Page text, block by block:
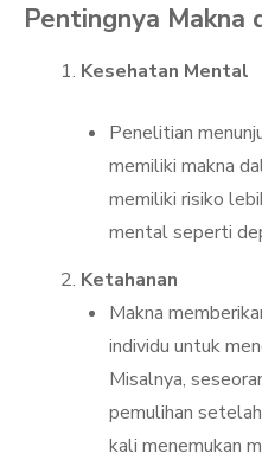
Pentingnya Makna
Kesehatan Mental
Penelitian
memiliki makna
memiliki risiko
mental seperti
Ketahanan
Makna
individu untuk
Misalnya,
pemulihan
kali menemukan